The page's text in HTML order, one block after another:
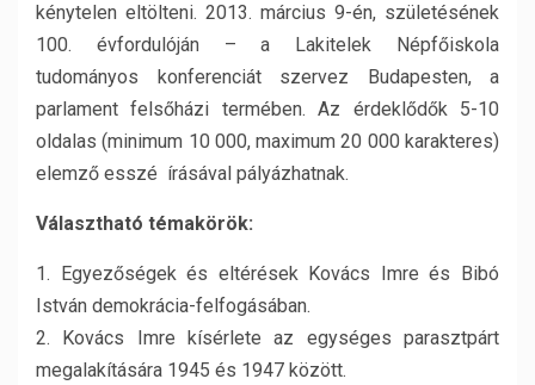
kénytelen eltölteni. 2013. március 9-én, születésének
100. évfordulóján – a Lakitelek Népfőiskola
tudományos konferenciát szervez Budapesten, a
parlament felsőházi termében. Az érdeklődők 5-10
oldalas (minimum 10 000, maximum 20 000 karakteres)
elemző esszé írásával pályázhatnak.
Választható témakörök:
1. Egyezőségek és eltérések Kovács Imre és Bibó
István demokrácia-felfogásában.
2. Kovács Imre kísérlete az egységes parasztpárt
megalakítására 1945 és 1947 között.